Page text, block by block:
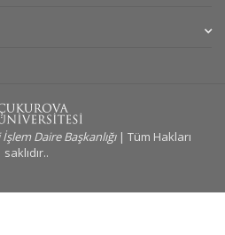
Daire Başkanlığı| Tüm Hakları
saklıdır..